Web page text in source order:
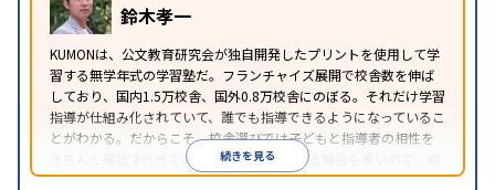
鈴木孝一
KUMONは、公文教育研究会が独自開発したプリントを使用して学
習する無学年式の学習塾だ。フランチャイズ展開で校舎数を伸ば
しており、国内1.5万校舎、国外0.8万校舎にのぼる。それだけ学習
指導が仕組み化されていて、誰でも指導できるようになっているこ
とがわかる。だからこそ、校舎選びでは子どもと指導者の相性を
きちんと確認すべきである。近所に2校舎ある場合も多いので、両
方見学してみることをオススメする。
続きを見る